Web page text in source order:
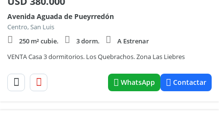
Avenida Aguada de Pueyrredón
Centro, San Luis
250 m² cubie.
3 dorm.
A Estrenar
VENTA Casa 3 dormitorios. Los Quebrachos. Zona Las Liebres
WhatsApp Contactar